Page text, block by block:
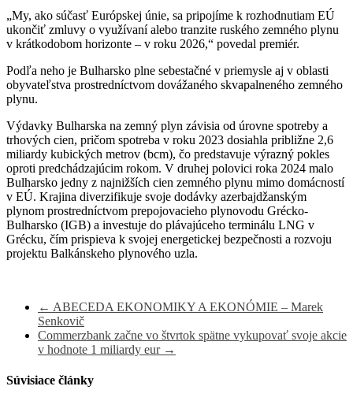
„My, ako súčasť Európskej únie, sa pripojíme k rozhodnutiam EÚ
ukončiť zmluvy o využívaní alebo tranzite ruského zemného plynu
v krátkodobom horizonte – v roku 2026,“ povedal premiér.
Podľa neho je Bulharsko plne sebestačné v priemysle aj v oblasti
obyvateľstva prostredníctvom dovážaného skvapalneného zemného
plynu.
Výdavky Bulharska na zemný plyn závisia od úrovne spotreby a
trhových cien, pričom spotreba v roku 2023 dosiahla približne 2,6
miliardy kubických metrov (bcm), čo predstavuje výrazný pokles
oproti predchádzajúcim rokom. V druhej polovici roka 2024 malo
Bulharsko jedny z najnižších cien zemného plynu mimo domácností
v EÚ. Krajina diverzifikuje svoje dodávky azerbajdžanským
plynom prostredníctvom prepojovacieho plynovodu Grécko-
Bulharsko (IGB) a investuje do plávajúceho terminálu LNG v
Grécku, čím prispieva k svojej energetickej bezpečnosti a rozvoju
projektu Balkánskeho plynového uzla.
← ABECEDA EKONOMIKY A EKONÓMIE – Marek
Senkovič
Commerzbank začne vo štvrtok spätne vykupovať svoje akcie
v hodnote 1 miliardy eur →
Súvisiace články